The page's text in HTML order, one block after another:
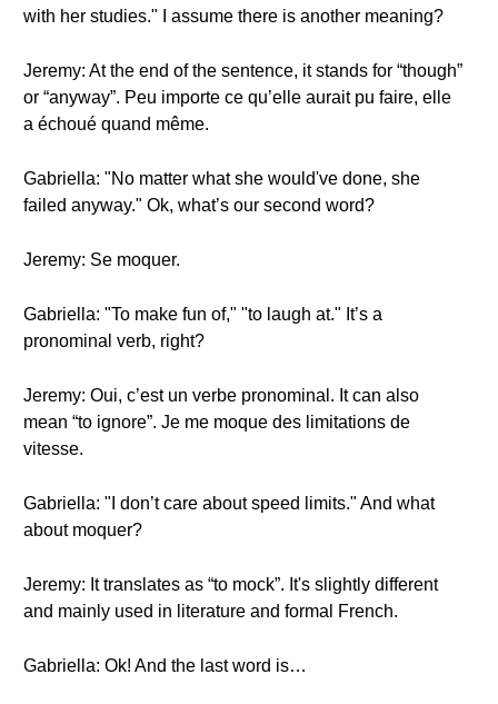
with her studies." I assume there is another meaning?
Jeremy: At the end of the sentence, it stands for “though”
or “anyway”. Peu importe ce qu’elle aurait pu faire, elle
a échoué quand même.
Gabriella: "No matter what she would've done, she
failed anyway." Ok, what’s our second word?
Jeremy: Se moquer.
Gabriella: "To make fun of," "to laugh at." It’s a
pronominal verb, right?
Jeremy: Oui, c’est un verbe pronominal. It can also
mean “to ignore”. Je me moque des limitations de
vitesse.
Gabriella: "I don’t care about speed limits." And what
about moquer?
Jeremy: It translates as “to mock”. It's slightly different
and mainly used in literature and formal French.
Gabriella: Ok! And the last word is…